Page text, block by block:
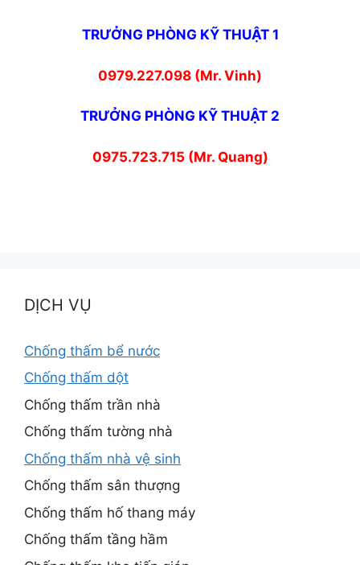
TRƯỞNG PHÒNG KỸ THUẬT 1
0979.227.098 (Mr. Vinh)
TRƯỞNG PHÒNG KỸ THUẬT 2
0975.723.715 (Mr. Quang)
DỊCH VỤ
Chống thấm bể nước
Chống thấm dột
Chống thấm trần nhà
Chống thấm tường nhà
Chống thấm nhà vệ sinh
Chống thấm sân thượng
Chống thấm hố thang máy
Chống thấm tầng hầm